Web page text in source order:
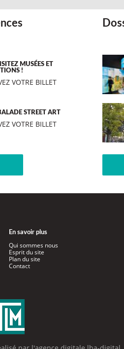
MUSÉES ET
!
VOTRE BILLET
STREET ART
VOTRE BILLET
En savoir plus
Qui sommes nous
Esprit du site
Plan du site
Contact